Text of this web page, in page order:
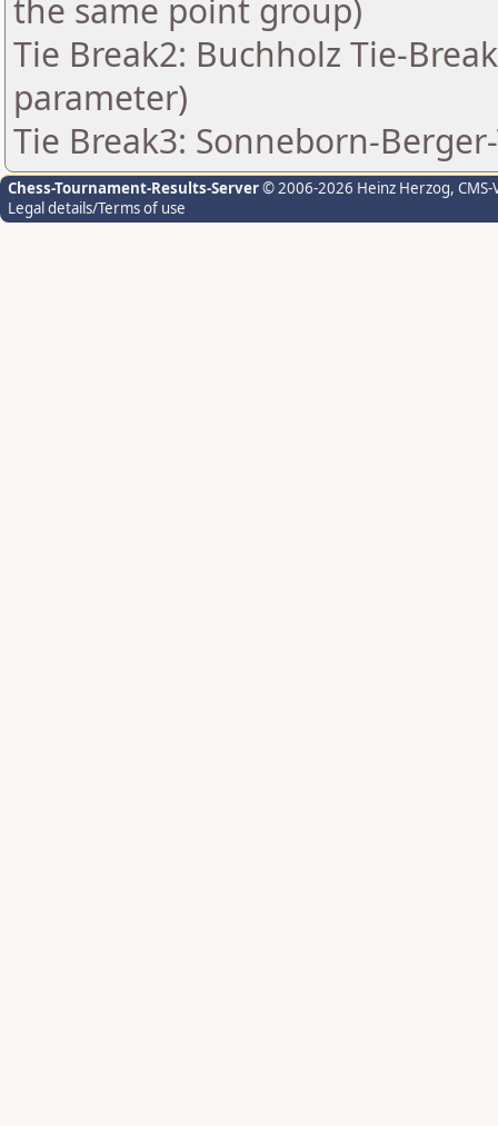
the same point group)
Tie Break2: Buchholz Tie-
parameter)
Tie Break3: Sonneborn-
Chess-Tournament-Results-Server© 2006-2026 Heinz Herzog,
Legal details/Terms of use